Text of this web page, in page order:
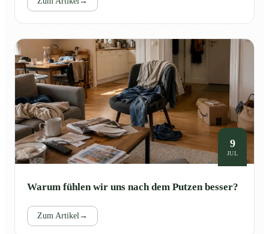
9
JUL
Warum fühlen wir uns nach dem Putzen besser?
Zum Artikel→